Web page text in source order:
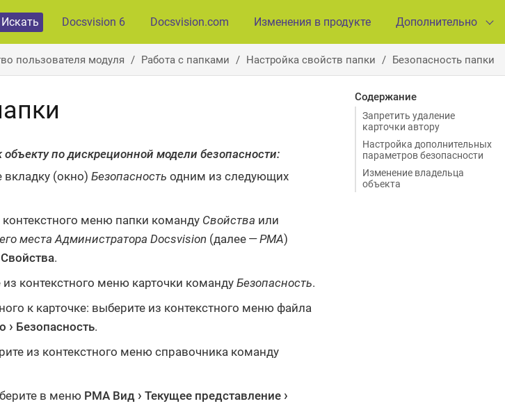
Искать Docsvision 6 Docsvision.com Изменения в продукте Дополнительно
пользователя модуля Работа с папками Настройка свойств папки Безопасность папки
Содержание
Запретить удаление
карточки автору
Настройка дополнительных
параметров безопасности
Изменение владельца
объекта
по дискреционной модели безопасности:
вкладку (окно) Безопасность одним из следующих
меню папки команду Свойства или
места Администратора Docsvision (далее —РМА)
Свойства.
контекстного меню карточки команду Безопасность.
к карточке: выберите из контекстного меню файла
Безопасность.
из контекстного меню справочника команду
в меню РМА Вид
Текущее представление